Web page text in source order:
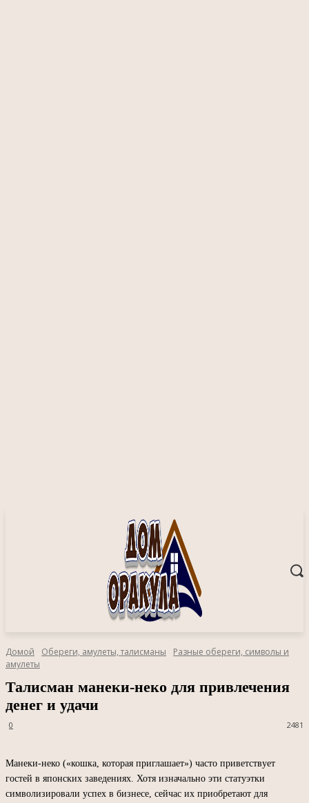
Домой Обереги, амулеты, талисманы
Разные обереги, символы и
амулеты
Талисман манеки-неко для привлечения
денег и удачи
2481
0
Манеки-неко («кошка, которая приглашает») часто приветствует
гостей в японских заведениях. Хотя изначально эти статуэтки
символизировали успех в бизнесе, сейчас их приобретают для